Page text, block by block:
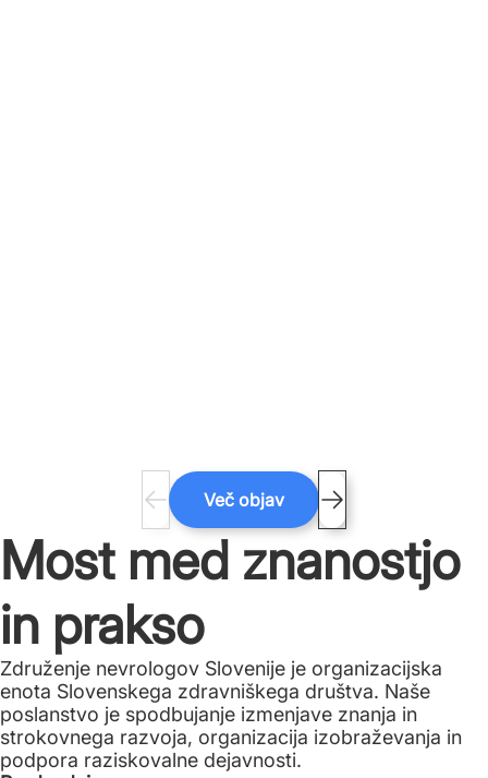
Več objav
Most med znanostjo
in prakso
Združenje nevrologov Slovenije je organizacijska
enota Slovenskega zdravniškega društva. Naše
poslanstvo je spodbujanje izmenjave znanja in
strokovnega razvoja, organizacija izobraževanja in
podpora raziskovalne dejavnosti.